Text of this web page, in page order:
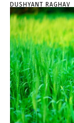
DUSHYANT RAGHAV